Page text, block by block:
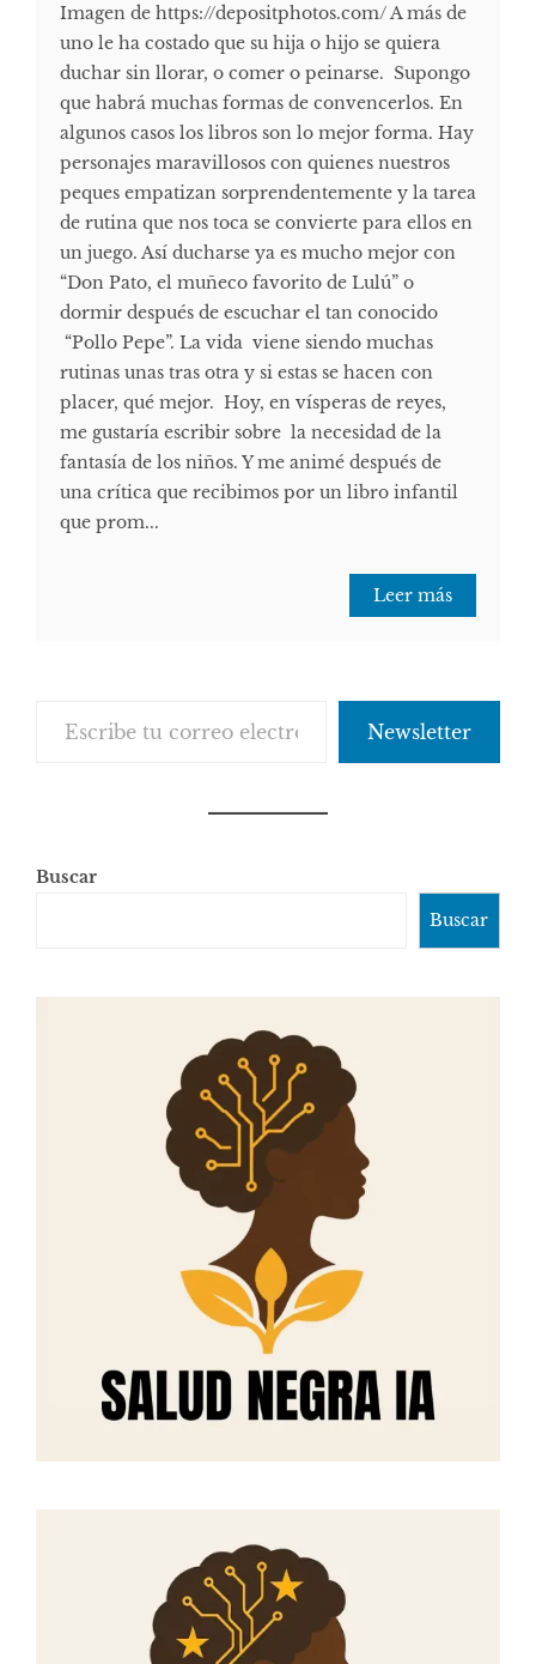
Imagen de https://depositphotos.com/ A más de
uno le ha costado que su hija o hijo se quiera
duchar sin llorar, o comer o peinarse. Supongo
que habrá muchas formas de convencerlos. En
algunos casos los libros son lo mejor forma. Hay
personajes maravillosos con quienes nuestros
peques empatizan sorprendentemente y la tarea
de rutina que nos toca se convierte para ellos en
un juego. Así ducharse ya es mucho mejor con
“Don Pato, el muñeco favorito de Lulú” o
dormir después de escuchar el tan conocido
“Pollo Pepe”. La vida viene siendo muchas
rutinas unas tras otra y si estas se hacen con
placer, qué mejor. Hoy, en vísperas de reyes,
me gustaría escribir sobre la necesidad de la
fantasía de los niños. Y me animé después de
una crítica que recibimos por un libro infantil
que prom...
Leer más
Newsletter
Buscar
Buscar